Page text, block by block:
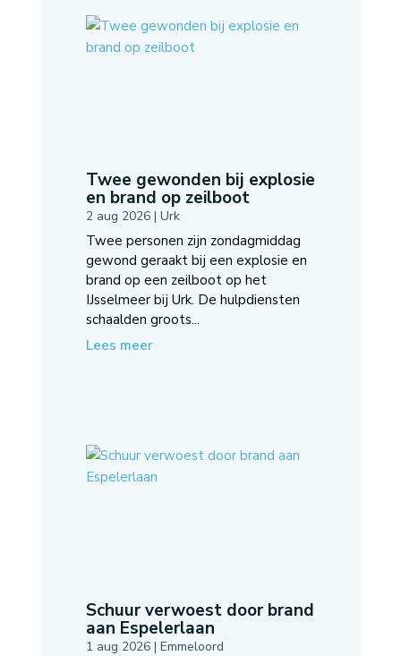
Twee gewonden bij explosie
en brand op zeilboot
2 aug 2026| Urk
Twee personen zijn zondagmiddag
gewond geraakt bij een explosie en
brand op een zeilboot op het
IJsselmeer bij Urk. De hulpdiensten
schaalden groots...
Lees meer
Schuur verwoest door brand
aan Espelerlaan
1 aug 2026| Emmeloord